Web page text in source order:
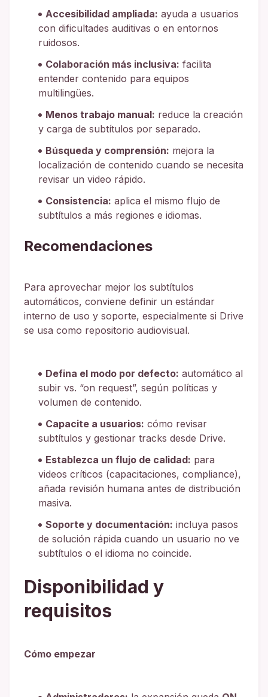
Accesibilidad ampliada: ayuda a usuarios
con dificultades auditivas o en entornos
ruidosos.
Colaboración más inclusiva: facilita
entender contenido para equipos
multilingües.
Menos trabajo manual: reduce la creación
y carga de subtítulos por separado.
Búsqueda y comprensión: mejora la
localización de contenido cuando se necesita
revisar un video rápido.
Consistencia: aplica el mismo flujo de
subtítulos a más regiones e idiomas.
Recomendaciones
Para aprovechar mejor los subtítulos
automáticos, conviene definir un estándar
interno de uso y soporte, especialmente si Drive
se usa como repositorio audiovisual.
Defina el modo por defecto: automático al
subir vs. “on request”, según políticas y
volumen de contenido.
Capacite a usuarios: cómo revisar
subtítulos y gestionar tracks desde Drive.
Establezca un flujo de calidad: para
videos críticos (capacitaciones, compliance),
añada revisión humana antes de distribución
masiva.
Soporte y documentación: incluya pasos
de solución rápida cuando un usuario no ve
subtítulos o el idioma no coincide.
Disponibilidad y
requisitos
Cómo empezar